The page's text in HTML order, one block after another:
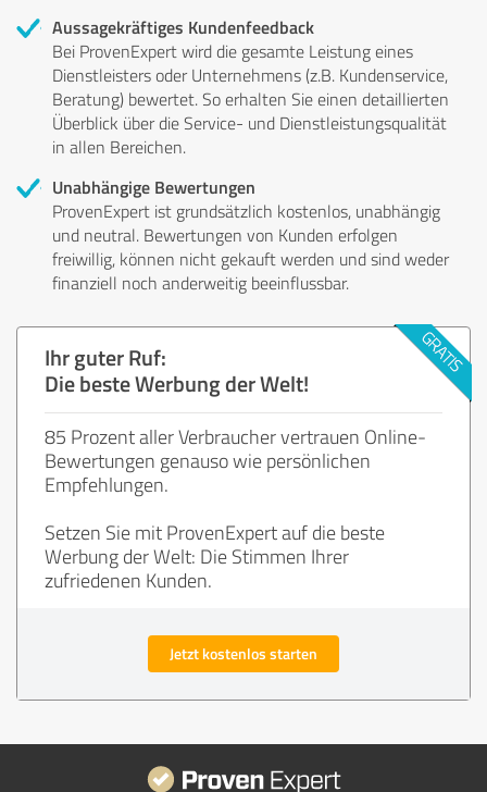
Aussagekräftiges Kundenfeedback
Bei ProvenExpert wird die gesamte Leistung eines
Dienstleisters oder Unternehmens (z.B. Kundenservice,
Beratung) bewertet. So erhalten Sie einen detaillierten
Überblick über die Service- und Dienstleistungsqualität
in allen Bereichen.
Unabhängige Bewertungen
ProvenExpert ist grundsätzlich kostenlos, unabhängig
und neutral. Bewertungen von Kunden erfolgen
freiwillig, können nicht gekauft werden und sind weder
finanziell noch anderweitig beeinflussbar.
Ihr guter Ruf:
Die beste Werbung der Welt!
85 Prozent aller Verbraucher vertrauen Online-
Bewertungen genauso wie persönlichen
Empfehlungen.
Setzen Sie mit ProvenExpert auf die beste
Werbung der Welt: Die Stimmen Ihrer
zufriedenen Kunden.
Jetzt kostenlos starten